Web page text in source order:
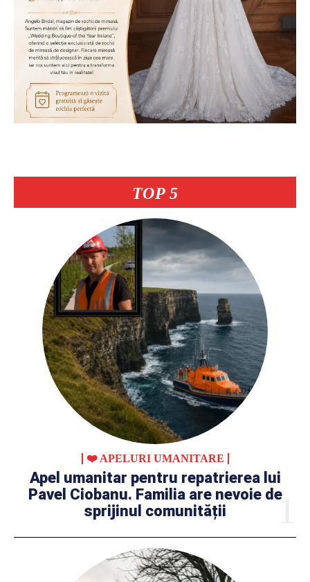
TOP 5
❤️ APELURI UMANITARE
Apel umanitar pentru repatrierea lui
Pavel Ciobanu. Familia are nevoie de
sprijinul comunității